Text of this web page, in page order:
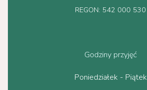
REGON: 542 000 530
Godziny przyjęć
Poniedziałek - Piątek